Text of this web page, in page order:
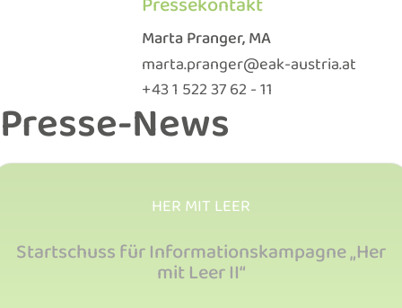
Marta Pranger, MA
marta.pranger@eak-austria.at
+ 43 1 522 37 62 - 11
Presse-News
HER MIT LEER
Startschuss für Informationskampagne „Her
mit Leer II“